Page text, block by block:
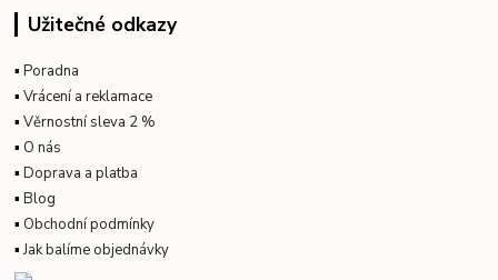
Užitečné odkazy
▪Poradna
▪Vrácení a reklamace
▪Věrnostní sleva 2 %
▪ O nás
▪Doprava a platba
▪Blog
▪ Obchodní podmínky
▪Jak balíme objednávky